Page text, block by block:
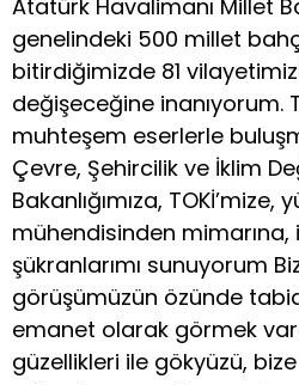
Atatürk Havalimanı Millet
genelindeki 500 millet
bitirdiğimizde 81
değişeceğine inanıyorum.
muhteşem eserlerle
Çevre, Şehircilik ve İklim
Bakanlığımıza,
mühendisinden mimarına,
şükranlarımı sunuyorum
görüşümüzün özünde
emanet olarak görmek
güzellikleri ile gökyüzü,